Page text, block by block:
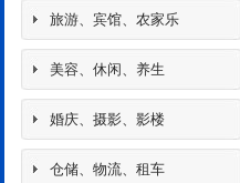
旅游、宾馆、农家乐
美容、休闲、养生
婚庆、摄影、影楼
仓储、物流、租车